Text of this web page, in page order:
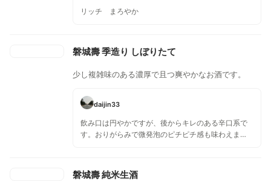
リッチ まろやか
磐城壽 季造り しぼりたて
少し複雑味のある濃厚で且つ爽やかなお酒です。
daijin33
飲み口は円やかですが、後からキレのある辛口系で
す。おりがらみで微発泡のピチピチ感も味わえま
磐城壽 純米生酒